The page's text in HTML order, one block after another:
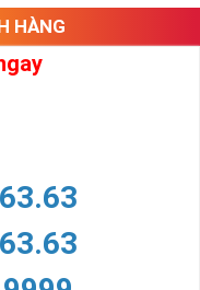
giúp cho người dùng phát
Danh Vọng - Quyền Lực
biết rằng sim lục quý 8
mặt ý nghĩa. Ý nghĩa
HÀNG